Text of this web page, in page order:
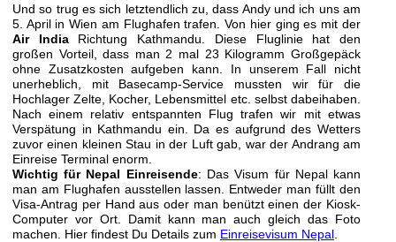
Und so trug es sich letztendlich zu, dass Andy und ich uns am
5. April in Wien am Flughafen trafen. Von hier ging es mit der
Air IndiaRichtung Kathmandu. Diese Fluglinie hat den
großen Vorteil, dass man 2 mal 23 Kilogramm Großgepäck
ohne Zusatzkosten aufgeben kann. In unserem Fall nicht
unerheblich, mit Basecamp-Service mussten wir für die
Hochlager Zelte, Kocher, Lebensmittel etc. selbst dabeihaben.
Nach einem relativ entspannten Flug trafen wir mit etwas
Verspätung in Kathmandu ein. Da es aufgrund des Wetters
zuvor einen kleinen Stau in der Luft gab, war der Andrang am
Einreise Terminal enorm.
Wichtig für Nepal Einreisende: Das Visum für Nepal kann
man am Flughafen ausstellen lassen. Entweder man füllt den
Visa-Antrag per Hand aus oder man benützt einen der Kiosk-
Computer vor Ort. Damit kann man auch gleich das Foto
machen. Hier findest Du Details zum Einreisevisum Nepal.